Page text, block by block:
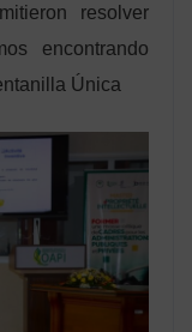
resolver
encontrando
Única